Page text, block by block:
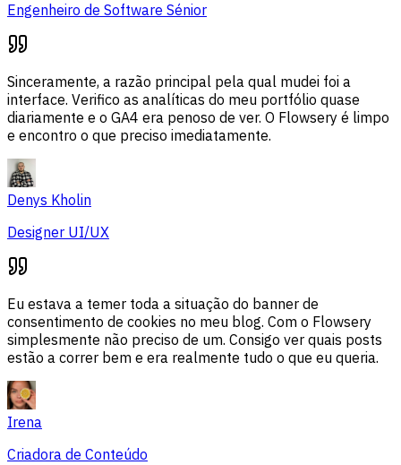
Engenheiro de Software Sénior
Sinceramente, a razão principal pela qual mudei foi a
interface. Verifico as analíticas do meu portfólio quase
diariamente e o GA4 era penoso de ver. O Flowsery é limpo
e encontro o que preciso imediatamente.
Denys Kholin
Designer UI/UX
Eu estava a temer toda a situação do banner de
consentimento de cookies no meu blog. Com o Flowsery
simplesmente não preciso de um. Consigo ver quais posts
estão a correr bem e era realmente tudo o que eu queria.
Irena
Criadora de Conteúdo